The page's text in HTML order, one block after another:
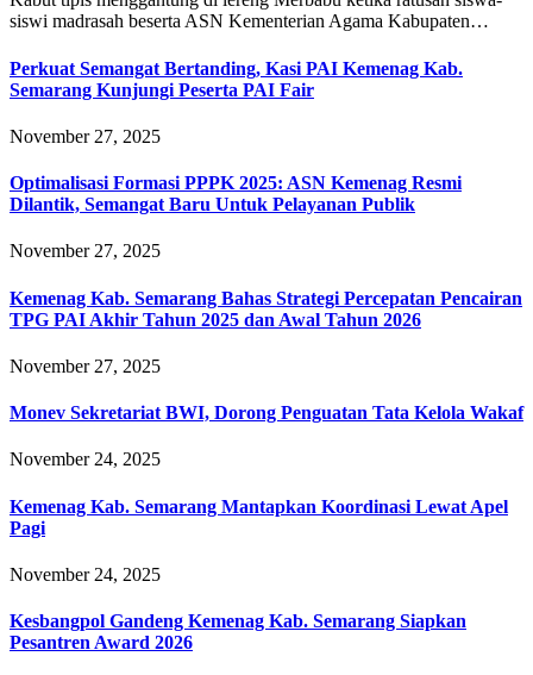
siswi madrasah beserta ASN Kementerian Agama Kabupaten…
Perkuat Semangat Bertanding, Kasi PAI Kemenag Kab.
Semarang Kunjungi Peserta PAI Fair
November 27, 2025
Optimalisasi Formasi PPPK 2025: ASN Kemenag Resmi
Dilantik, Semangat Baru Untuk Pelayanan Publik
November 27, 2025
Kemenag Kab. Semarang Bahas Strategi Percepatan Pencairan
TPG PAI Akhir Tahun 2025 dan Awal Tahun 2026
November 27, 2025
Monev Sekretariat BWI, Dorong Penguatan Tata Kelola Wakaf
November 24, 2025
Kemenag Kab. Semarang Mantapkan Koordinasi Lewat Apel
Pagi
November 24, 2025
Kesbangpol Gandeng Kemenag Kab. Semarang Siapkan
Pesantren Award 2026